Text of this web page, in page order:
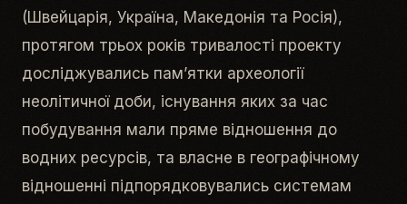
(Швейцарія, Україна, Македонія та Росія),
протягом трьох років тривалості проекту
досліджувались пам’ятки археології
неолітичної доби, існування яких за час
побудування мали пряме відношення до
водних ресурсів, та власне в географічному
відношенні підпорядковувались системам